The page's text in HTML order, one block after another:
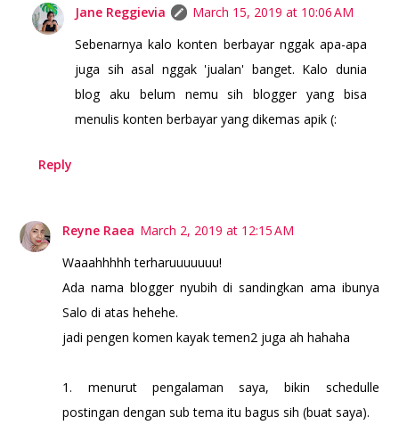
Jane Reggievia
March 15, 2019 at 10:06 AM
Sebenarnya kalo konten berbayar nggak apa-apa
juga sih asal nggak 'jualan' banget. Kalo dunia
blog aku belum nemu sih blogger yang bisa
menulis konten berbayar yang dikemas apik (:
Reply
Reyne Raea March 2, 2019 at 12:15 AM
Waaahhhhh terharuuuuuuu!
Ada nama blogger nyubih di sandingkan ama ibunya
Salo di atas hehehe.
jadi pengen komen kayak temen2 juga ah hahaha
1. menurut pengalaman saya, bikin schedulle
postingan dengan sub tema itu bagus sih (buat saya).